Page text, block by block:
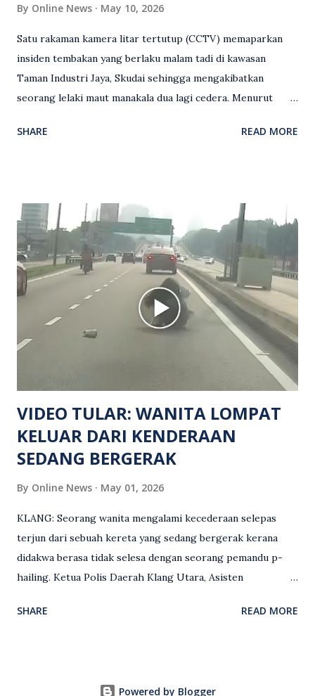
By Online News May 10, 2026
Satu rakaman kamera litar tertutup (CCTV) memaparkan
insiden tembakan yang berlaku malam tadi di kawasan
Taman Industri Jaya, Skudai sehingga mengakibatkan
seorang lelaki maut manakala dua lagi cedera. Menurut
kejadian berlaku sekitar jam 11 malam dan pihak polis
hiburan di kawasan berkenaan. Seorang mangsa disahkan
meninggal dunia di lokasi kejadian akibat terkena tembakan,
manakala seorang lagi mangsa mengalami kecederaan.
Turut dipercayai terdapat seorang lagi individu cedera
namun identitinya masih belum dikenal pasti selepas dibawa
keluar dari lokasi oleh kenalannya. Polis kini sedang giat
mengesan dua suspek yang masih bebas bagi membantu
siasatan lanjut. Kes disiasat mengikut Seksyen 302 Kanun
Keseksaan kerana membunuh. Orang ramai yang mempunyai
maklumat diminta t...
SHARE READ MORE
VIDEO TULAR: WANITA LOMPAT
KELUAR DARI KENDERAAN
SEDANG BERGERAK
By Online News May 01, 2026
KLANG: Seorang wanita mengalami kecederaan selepas
terjun dari sebuah kereta yang sedang bergerak kerana
didakwa berasa tidak selesa dengan seorang pemandu p-
hailing. Ketua Polis Daerah Klang Utara, Asisten
(2 Mei), berkata pemandu berusia 47 tahun itu telah
SHARE READ MORE
Powered by Blogger